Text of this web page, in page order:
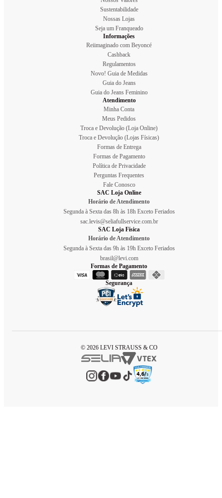
Sustentabilidade
Nossas Lojas
Seja um Franqueado
Informações
Reiimaginado com Beyoncé
Cashback
Regulamentos
Novo! Guia de Medidas
Guia do Jeans
Guia do Jeans Feminino
Atendimento
Minha Conta
Meus Pedidos
Troca e Devolução (Loja Online)
Troca e Devolução (Lojas Físicas)
Formas de Entrega
Formas de Pagamento
Política de Privacidade
Perguntas Frequentes
Fale Conosco
SAC Loja Online
Horário de Atendimento
Segunda à Sexta das 8h às 18h Exceto Feriados
sac.levis@seliafullservice.com.br
SAC Loja Física
Horário de Atendimento
Segunda à Sexta das 9h às 19h Exceto Feriados
brasil@levi.com
Formas de Pagamento
Segurança
© 2026 LEVI STRAUSS & CO